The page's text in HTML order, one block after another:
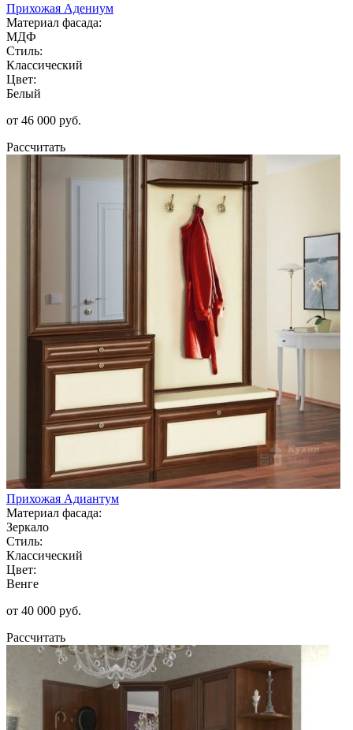
Прихожая Адениум
Материал фасада:
МДФ
Стиль:
Классический
Цвет:
Белый
от 46 000 руб.
Рассчитать
Прихожая Адиантум
Материал фасада:
Зеркало
Стиль:
Классический
Цвет:
Венге
от 40 000 руб.
Рассчитать